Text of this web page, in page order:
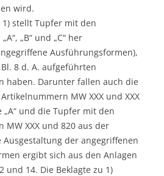
wird.
1) stellt Tupfer mit den
„B“ und „C“ her
Ausführungsformen),
8 d. A. aufgeführten
haben. Darunter fallen auch die
MW XXX und XXX
„A“ und die Tupfer mit den
MW XXX und 820 aus der
Ausgestaltung der angegriffenen
ergibt sich aus den Anlagen
und 14. Die Beklagte zu 1)